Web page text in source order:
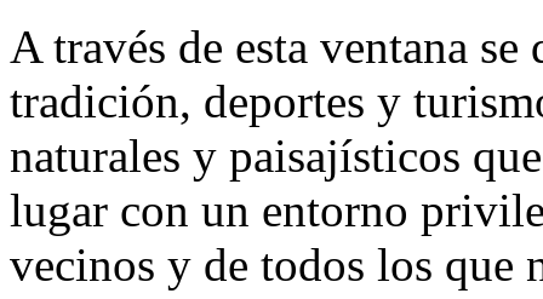
A través de esta ventana
tradición, deportes y
naturales y paisajísticos
lugar con un entorno
vecinos y de todos los que